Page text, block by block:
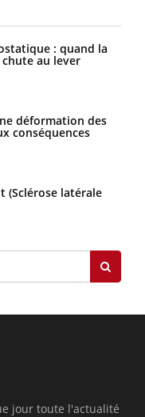
: quand la
au lever
déformation des
conséquences
(Sclérose latérale
jour toute l'actualité